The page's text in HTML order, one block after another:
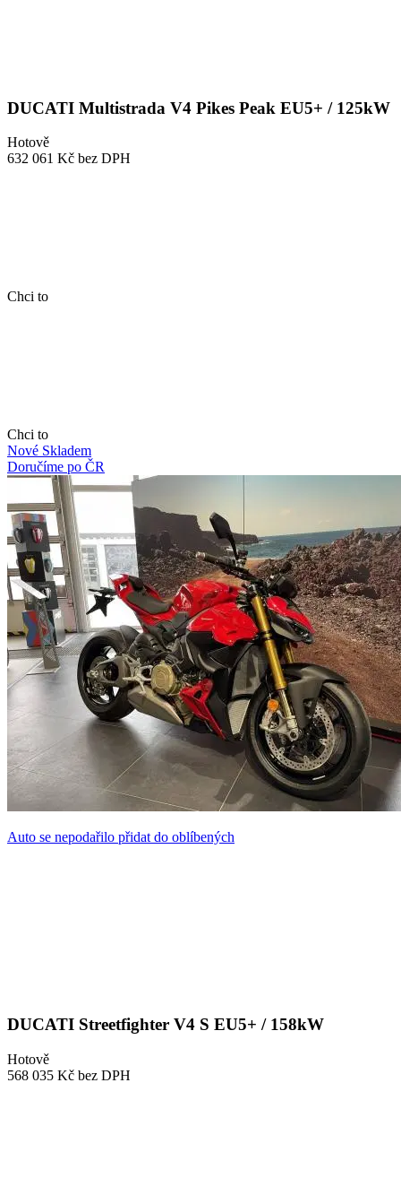
DUCATI Multistrada V4 Pikes Peak EU5+ / 125kW
Hotově
632 061 Kč bez DPH
Chci to
Chci to
Nové Skladem
Doručíme po ČR
Auto se nepodařilo přidat do oblíbených
DUCATI Streetfighter V4 S EU5+ / 158kW
Hotově
568 035 Kč bez DPH